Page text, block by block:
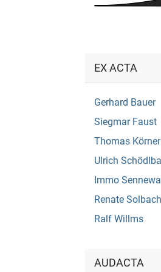
EX ACTA
Gerhard Bauer
Siegmar Faust
Thomas Körner
Ulrich
Immo
Renate Solbach
Ralf Willms
AUDACTA